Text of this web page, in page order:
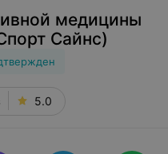
медицины
Сайнс)
5.0